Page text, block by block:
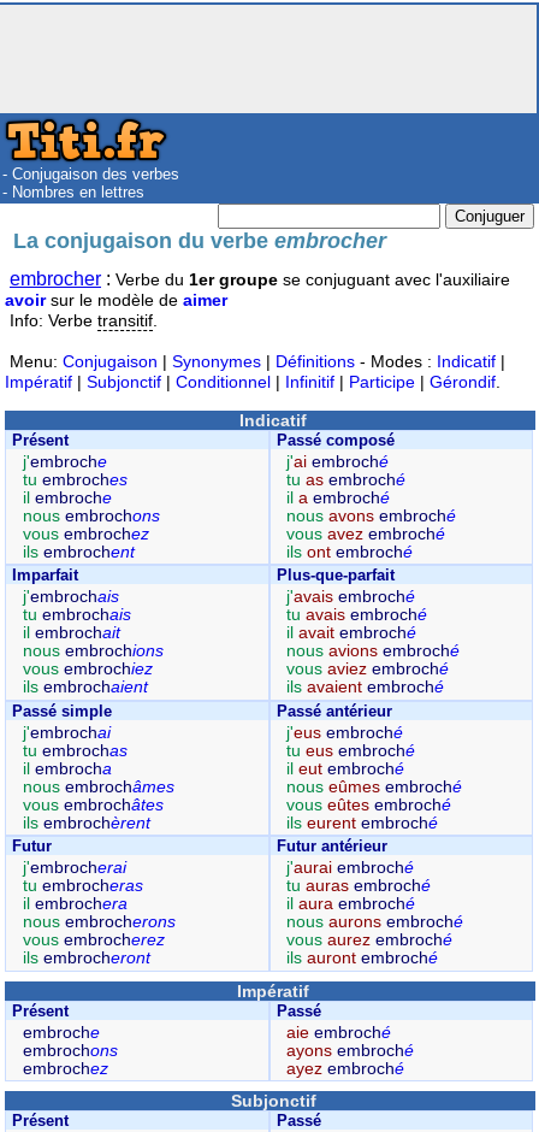
- Conjugaison des verbes
- Nombres en lettres
La conjugaison du verbeembrocher
embrocher : Verbe du 1er groupe se conjuguant avec l'auxiliaire
avoirsur le modèle de aimer
Info: Verbe transitif
Menu: Conjugaison | Synonymes | Définitions - Modes : Indicatif |
Impératif | Subjonctif | Conditionnel | Infinitif | Participe | Gérondif
Indicatif
Présent
j'embroche
tu embroches
il embroche
nous embrochons
vous embrochez
ils embrochent
Passé composé
j'ai embroché
tuas embroché
ila embroché
nousavons embroché
vousavez embroché
ilsont embroché
Imparfait
j'embrochais
tu embrochais
il embrochait
nous embrochions
vous embrochiez
ils embrochaient
Plus-que-parfait
j'avais embroché
tuavais embroché
ilavait embroché
nousavions embroché
vousaviez embroché
ilsavaient embroché
Passé simple
j'embrochai
tu embrochas
il embrocha
nous embrochâmes
vous embrochâtes
ils embrochèrent
Passé antérieur
j'eus embroché
tueus embroché
ileut embroché
nouseûmes embroché
vouseûtes embroché
ilseurent embroché
Futur
j'embrocherai
tu embrocheras
il embrochera
nous embrocherons
vous embrocherez
ils embrocheront
Futur antérieur
j'aurai embroché
tuauras embroché
ilaura embroché
nousaurons embroché
vousaurez embroché
ilsauront embroché
Impératif
Présent
embroche
embrochons
embrochez
Passé
aie embroché
ayons embroché
ayez embroché
Subjonctif
Présent
Passé